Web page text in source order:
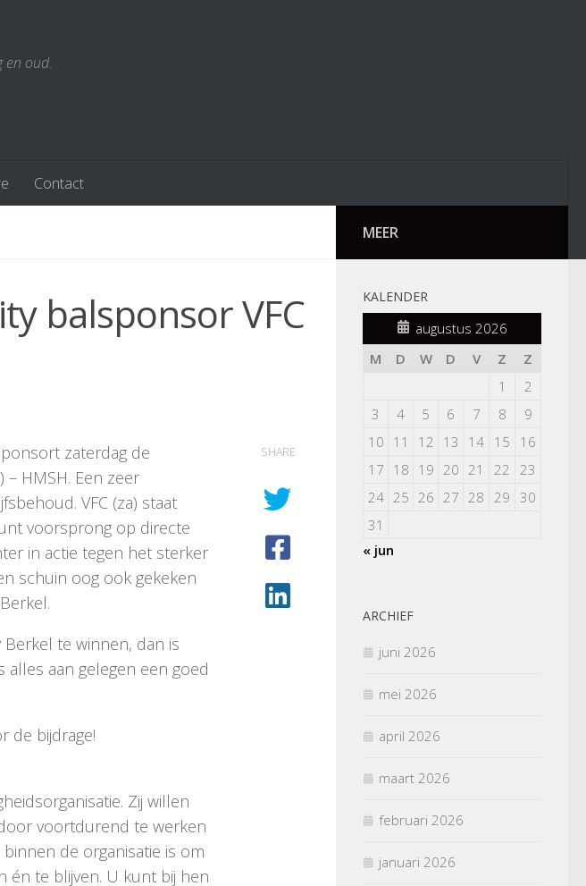
en oud.
Contact
balsponsor VFC
zaterdag de
– HMSH. Een zeer
VFC (za) staat
voorsprong op directe
in actie tegen het sterker
schuin oog ook gekeken
Berkel te winnen, dan is
alles aan gelegen een goed
de bijdrage!
Zij willen
voortdurend te werken
de organisatie is om
én te blijven. U kunt bij hen
SHARE
MEER
KALENDER
augustus 2026
M
D W D V Z
Z
1
2
3
4 5 6 7 8
9
10 11 12 13 14 15
16
17 18 19 20 21 22
23
24 25 26 27 28 29 30
31
« jun
ARCHIEF
juni 2026
mei 2026
april 2026
maart 2026
februari 2026
januari 2026